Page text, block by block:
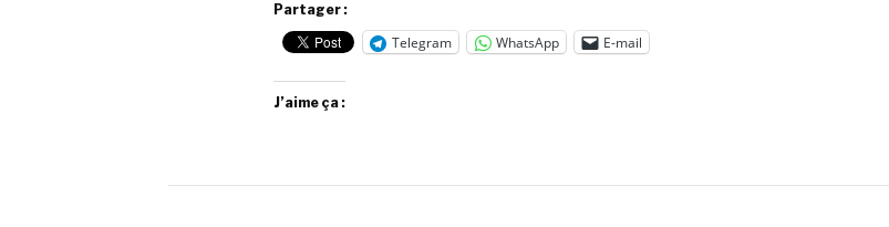
Partager :
Telegram WhatsApp E-mail
J’aime ça :